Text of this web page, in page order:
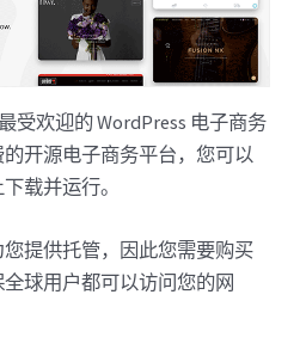
受欢迎的 WordPress 电子商务
开源电子商务平台，您可以
载并运行。
您提供托管，因此您需要购买
全球用户都可以访问您的网